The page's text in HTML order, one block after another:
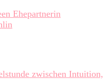
Ehepartnerin
zwischen Intuition,